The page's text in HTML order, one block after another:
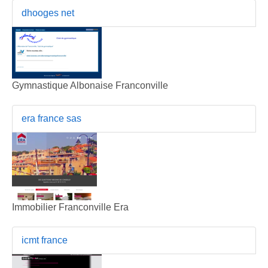
dhooges net
Gymnastique Albonaise Franconville
era france sas
Immobilier Franconville Era
icmt france